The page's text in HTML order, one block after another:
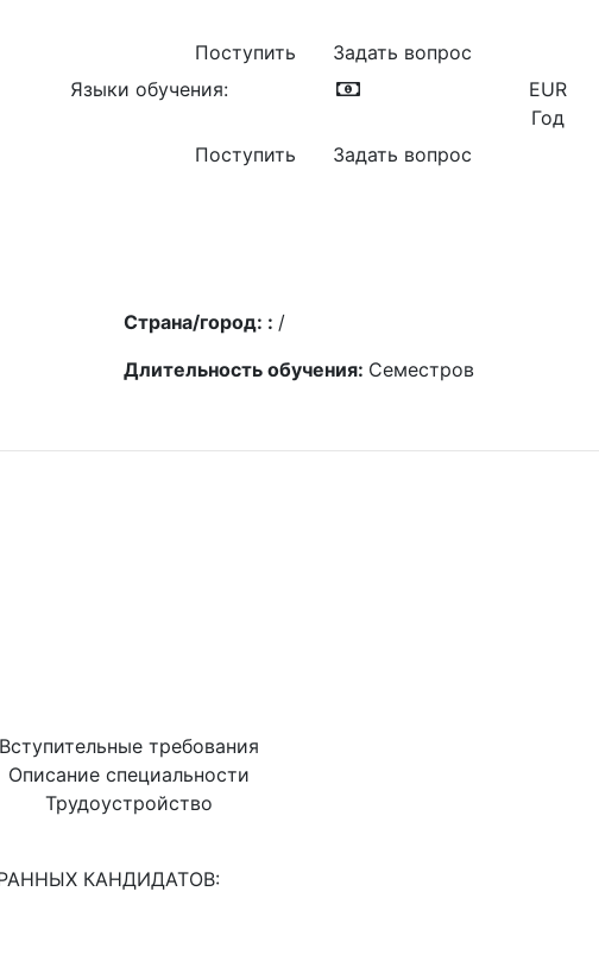
Поступить
Задать вопрос
Языки обучения:
EUR
Год
Поступить
Задать вопрос
Страна/город: : /
Длительность обучения: Семестров
Вступительные требования
Описание специальности
Трудоустройство
КАНДИДАТОВ: